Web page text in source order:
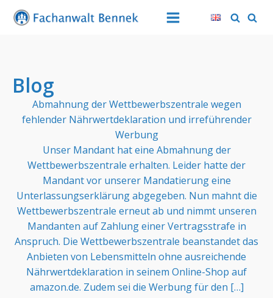
Blog
Abmahnung der Wettbewerbszentrale wegen
fehlender Nährwertdeklaration und irreführender
Werbung
Unser Mandant hat eine Abmahnung der
Wettbewerbszentrale erhalten. Leider hatte der
Mandant vor unserer Mandatierung eine
Unterlassungserklärung abgegeben. Nun mahnt die
Wettbewerbszentrale erneut ab und nimmt unseren
Mandanten auf Zahlung einer Vertragsstrafe in
Anspruch. Die Wettbewerbszentrale beanstandet das
Anbieten von Lebensmitteln ohne ausreichende
Nährwertdeklaration in seinem Online-Shop auf
amazon.de. Zudem sei die Werbung für den […]